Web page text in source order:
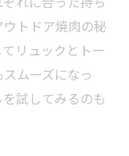
トドア焼肉の秘
リュックとトー
ムーズになっ
試してみるのも